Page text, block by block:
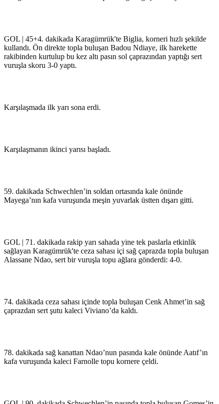
GOL | 45+4. dakikada Karagümrük'te Biglia, korneri hızlı şekilde
kullandı. Ön direkte topla buluşan Badou Ndiaye, ilk harekette
rakibinden kurtulup bu kez altı pasın sol çaprazından yaptığı sert
vuruşla skoru 3-0 yaptı.
Karşılaşmada ilk yarı sona erdi.
Karşılaşmanın ikinci yarısı başladı.
59. dakikada Schwechlen’in soldan ortasında kale önünde
Mayega’nın kafa vuruşunda meşin yuvarlak üstten dışarı gitti.
GOL | 71. dakikada rakip yarı sahada yine tek paslarla etkinlik
sağlayan Karagümrük'te ceza sahası içi sağ çaprazda topla buluşan
Alassane Ndao, sert bir vuruşla topu ağlara gönderdi: 4-0.
74. dakikada ceza sahası içinde topla buluşan Cenk Ahmet’in sağ
çaprazdan sert şutu kaleci Viviano’da kaldı.
78. dakikada sağ kanattan Ndao’nun pasında kale önünde Aatıf’ın
kafa vuruşunda kaleci Farnolle topu kornere çeldi.